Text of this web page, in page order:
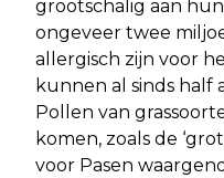
grootschalig aan
ongeveer twee
allergisch zijn voor
kunnen al sinds half
Pollen van
komen, zoals de
voor Pasen